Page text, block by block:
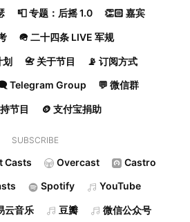
📮 专题：后摇 1.0 👏🏻 嘉宾
🪖 二十四条 LIVE 军规
划 📇 关于节目 📡 订阅方式
Telegram Group 💬 微信群
节目 🪙 支付宝捐助
SUBSCRIBE
Casts Overcast Castro
Spotify YouTube
云音乐 豆瓣 微信公众号